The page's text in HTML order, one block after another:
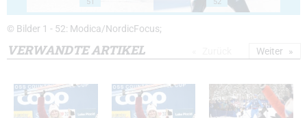
© Bilder 1 - 52: Modica/NordicFocus;
VERWANDTE ARTIKEL Weiter